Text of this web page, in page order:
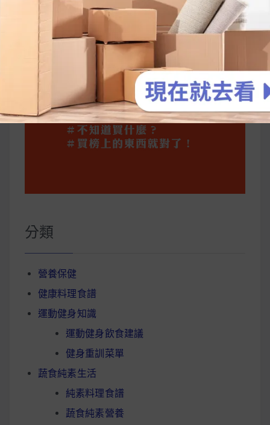
你一定要知道的技巧
分類
營養保健
健康料理食譜
運動健身知識
運動健身飲食建議
健身重訓菜單
蔬食純素生活
純素料理食譜
蔬食純素營養